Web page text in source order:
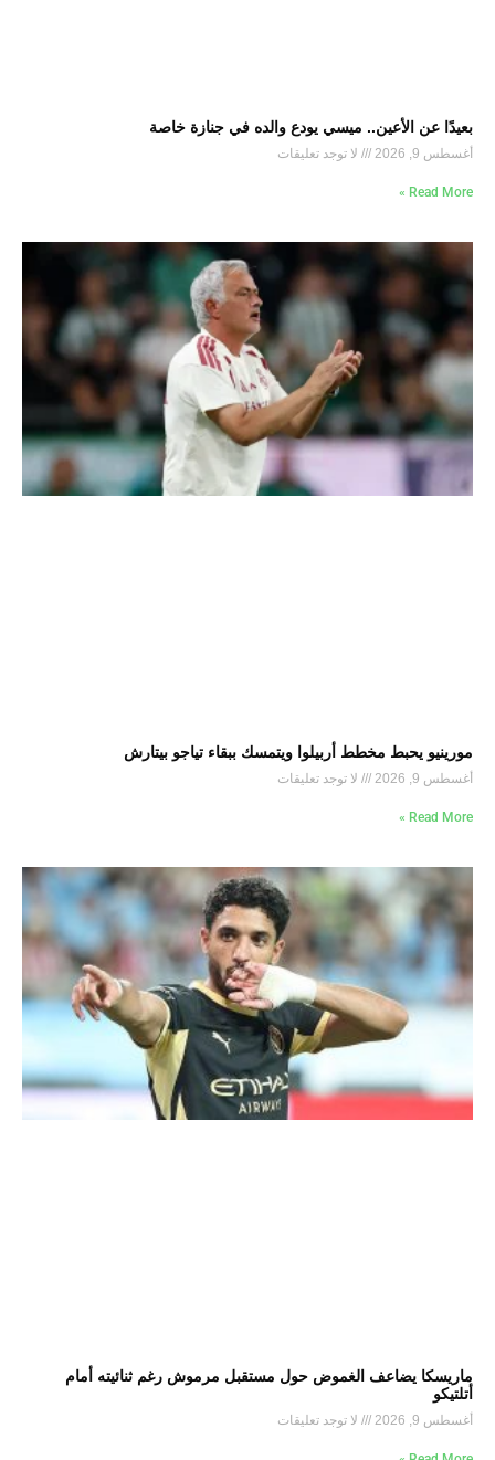
بعيدًا عن الأعين.. ميسي يودع والده في جنازة خاصة
أغسطس 9, 2026 لا توجد تعليقات
Read More »
مورينيو يحبط مخطط أربيلوا ويتمسك ببقاء تياجو بيتارش
أغسطس 9, 2026 لا توجد تعليقات
Read More »
ماريسكا يضاعف الغموض حول مستقبل مرموش رغم ثنائيته أمام
أتلتيكو
أغسطس 9, 2026 لا توجد تعليقات